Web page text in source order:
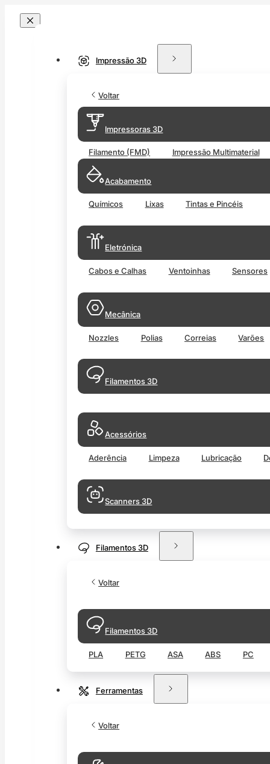
Impressão 3D
Voltar
Impressoras 3D
Filamento (FMD) Impressão Multimaterial
Acabamento
Químicos Lixas Tintas e Pincéis
Eletrónica
Cabos e Calhas Ventoinhas Sensores
Mecânica
Nozzles Polias Correias Varões
Filamentos 3D
Acessórios
Aderência Limpeza Lubricação
Scanners 3D
Filamentos 3D
Voltar
Filamentos 3D
PLA PETG ASA ABS PC
Ferramentas
Voltar